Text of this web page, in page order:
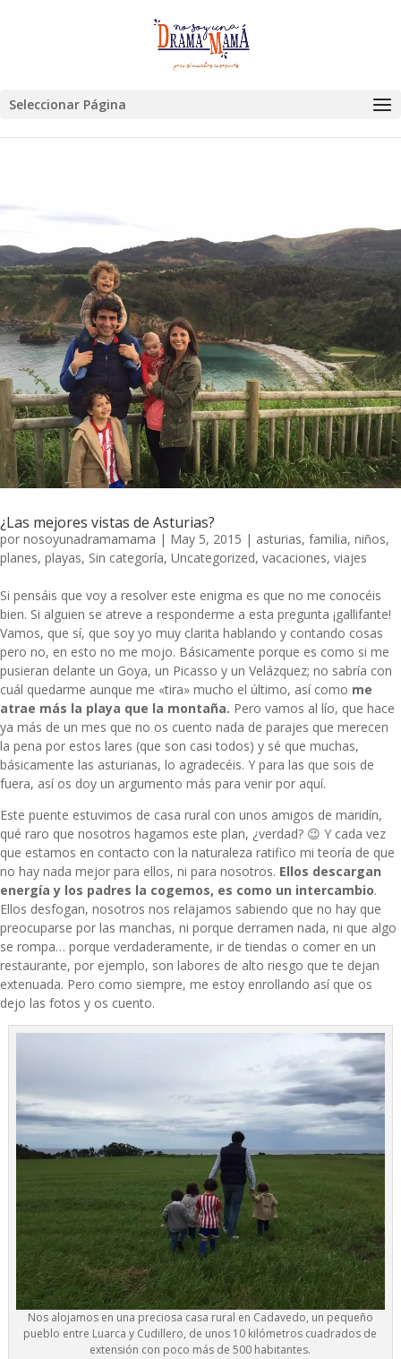
Seleccionar Página
¿Las mejores vistas de Asturias?
por nosoyunadramamama | May 5, 2015 | asturias, familia, niños,
planes, playas, Sin categoría, Uncategorized, vacaciones, viajes
Si pensáis que voy a resolver este enigma es que no me conocéis
bien. Si alguien se atreve a responderme a esta pregunta ¡gallifante!
Vamos, que sí, que soy yo muy clarita hablando y contando cosas
pero no, en esto no me mojo. Básicamente porque es como si me
pusieran delante un Goya, un Picasso y un Velázquez; no sabría con
cuál quedarme aunque me «tira» mucho el último, así como me
atrae más la playa que la montaña. Pero vamos al lío, que hace
ya más de un mes que no os cuento nada de parajes que merecen
la pena por estos lares (que son casi todos) y sé que muchas,
básicamente las asturianas, lo agradecéis. Y para las que sois de
fuera, así os doy un argumento más para venir por aquí.
Este puente estuvimos de casa rural con unos amigos de maridín,
qué raro que nosotros hagamos este plan, ¿verdad? 😉 Y cada vez
que estamos en contacto con la naturaleza ratifico mi teoría de que
no hay nada mejor para ellos, ni para nosotros. Ellos descargan
energía y los padres la cogemos, es como un intercambio.
Ellos desfogan, nosotros nos relajamos sabiendo que no hay que
preocuparse por las manchas, ni porque derramen nada, ni que algo
se rompa… porque verdaderamente, ir de tiendas o comer en un
restaurante, por ejemplo, son labores de alto riesgo que te dejan
extenuada. Pero como siempre, me estoy enrollando así que os
dejo las fotos y os cuento.
Nos alojamos en una preciosa casa rural en Cadavedo, un pequeño
pueblo entre Luarca y Cudillero, de unos 10 kilómetros cuadrados de
extensión con poco más de 500 habitantes.